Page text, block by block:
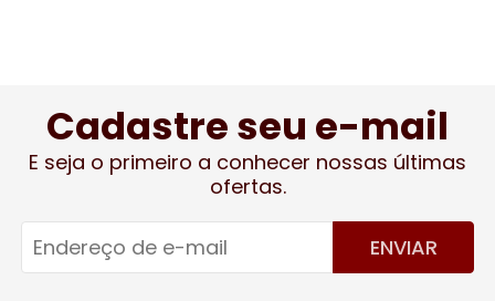
Cadastre seu e-mail
E seja o primeiro a conhecer nossas últimas
ofertas.
ENVIAR